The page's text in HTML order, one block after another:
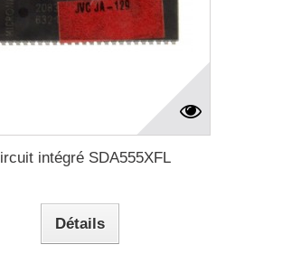
intégré SDA555XFL
Détails